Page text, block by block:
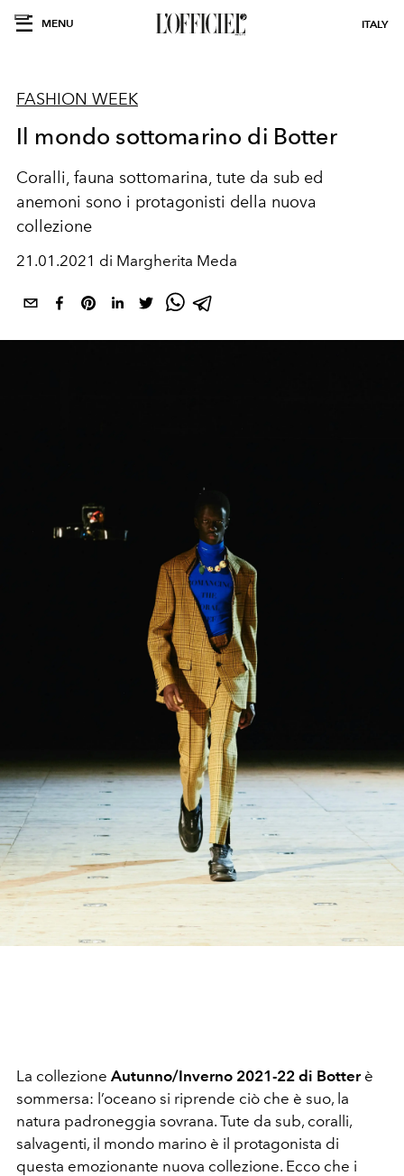
MENU ITALY
FASHION WEEK
Il mondo sottomarino di Botter
Coralli, fauna sottomarina, tute da sub ed
anemoni sono i protagonisti della nuova
collezione
21.01.2021 di Margherita Meda
La collezione Autunno/Inverno 2021-22 di Botterè
sommersa: l’oceano si riprende ciò che è suo, la
natura padroneggia sovrana. Tute da sub, coralli,
salvagenti, il mondo marino è il protagonista di
questa emozionante nuova collezione. Ecco che i